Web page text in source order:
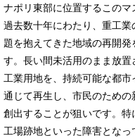
ナポリ東部に位置するこのマ
過去数十年にわたり、重工業
題を抱えてきた地域の再開発
す。長い間未活用のまま放置
工業用地を、持続可能な都市
通じて再生し、市民のための
創出することが狙いです。特
工場跡地といった障害となっ